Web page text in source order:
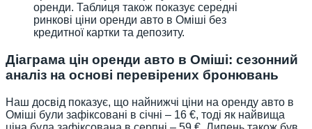
оренди. Таблиця також показує середні
ринкові ціни оренди авто в Оміші без
кредитної картки та депозиту.
Діаграма цін оренди авто в Оміші: сезонний
аналіз на основі перевірених бронювань
Наш досвід показує, що найнижчі ціни на оренду авто в
Оміші були зафіксовані в січні – 16 €, тоді як найвища